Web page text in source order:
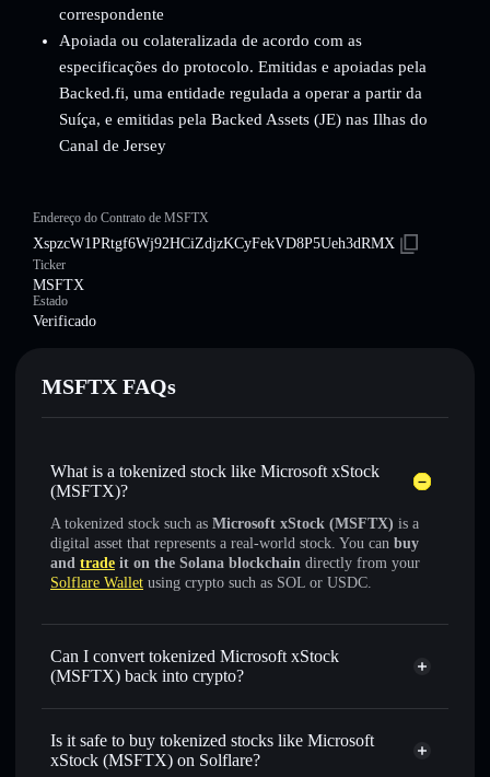
correspondente
Apoiada ou colateralizada de acordo com as
especificações do protocolo. Emitidas e apoiadas pela
Backed.fi, uma entidade regulada a operar a partir da
Suíça, e emitidas pela Backed Assets (JE) nas Ilhas do
Canal de Jersey
Endereço do Contrato de MSFTX
XspzcW1PRtgf6Wj92HCiZdjzKCyFekVD8P5Ueh3dRMX
Ticker
MSFTX
Estado
Verificado
MSFTX FAQs
What is a tokenized stock like Microsoft xStock
(MSFTX)?
A tokenized stock such as Microsoft xStock (MSFTX) is a
digital asset that represents a real-world stock. You can buy
and trade it on the Solana blockchain directly from your
Solflare Wallet using crypto such as SOL or USDC.
Can I convert tokenized Microsoft xStock
(MSFTX) back into crypto?
Microsoft xStock
swapped
Is it safe to buy tokenized stocks like Microsoft
xStock (MSFTX) on Solflare?